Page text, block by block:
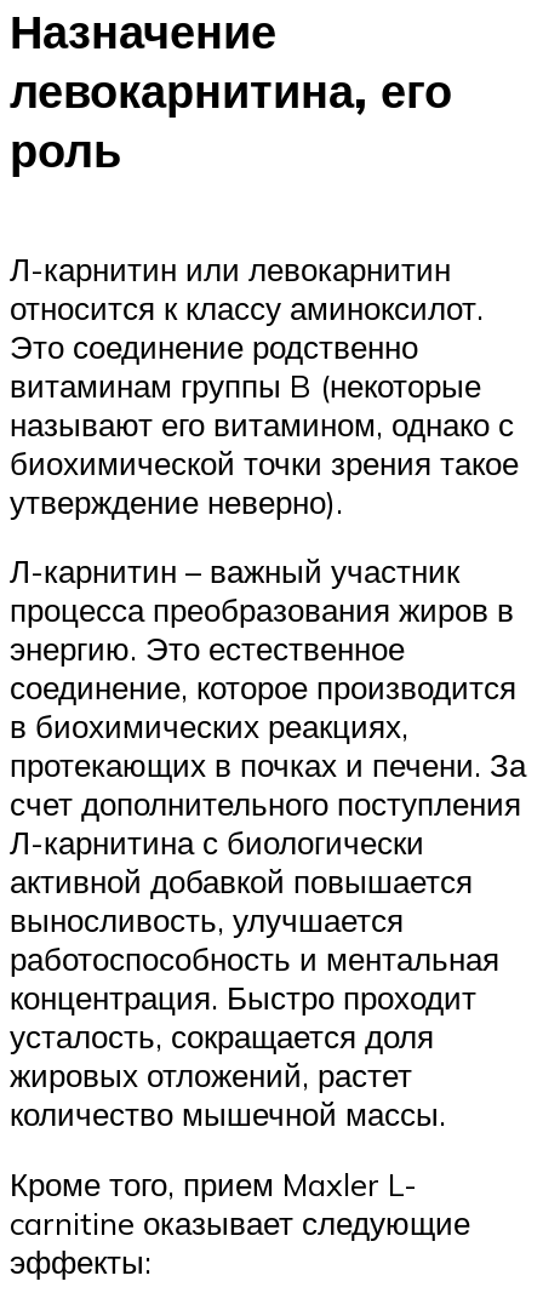
Назначение
левокарнитина, его
роль
Л-карнитин или левокарнитин
относится к классу аминоксилот.
Это соединение родственно
витаминам группы B (некоторые
называют его витамином, однако с
биохимической точки зрения такое
утверждение неверно).
Л-карнитин – важный участник
процесса преобразования жиров в
энергию. Это естественное
соединение, которое производится
в биохимических реакциях,
протекающих в почках и печени. За
счет дополнительного поступления
Л-карнитина с биологически
активной добавкой повышается
выносливость, улучшается
работоспособность и ментальная
концентрация. Быстро проходит
усталость, сокращается доля
жировых отложений, растет
количество мышечной массы.
Кроме того, прием Maxler L-
carnitine оказывает следующие
эффекты: